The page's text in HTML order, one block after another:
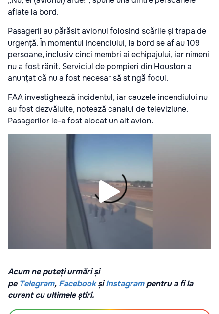
aflate la bord.
Pasagerii au părăsit avionul folosind scările și trapa de
urgență. În momentul incendiului, la bord se aflau 109
persoane, inclusiv cinci membri ai echipajului, iar nimeni
nu a fost rănit. Serviciul de pompieri din Houston a
anunțat că nu a fost necesar să stingă focul.
FAA investighează incidentul, iar cauzele incendiului nu
au fost dezvăluite, notează canalul de televiziune.
Pasagerilor le-a fost alocat un alt avion.
Acum ne puteți urmări și
pe Telegram, Facebook șiInstagrampentru a fi la
curent cu ultimele știri.